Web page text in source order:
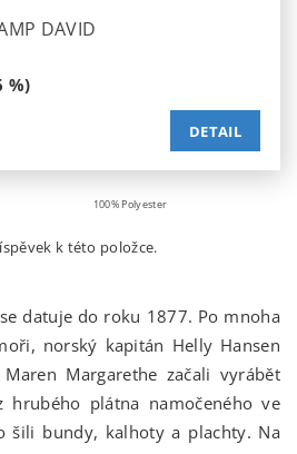
DAVID
%)
DETAIL
100% Polyester
k této položce.
se datuje do roku 1877. Po mnoha
norský kapitán Helly Hansen
Margarethe začali vyrábět
hrubého plátna namočeného ve
šili bundy, kalhoty a plachty. Na